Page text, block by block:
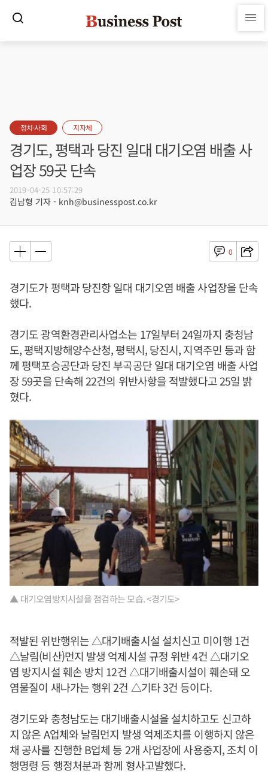
정치·사회 지자체
경기도, 평택과 당진 일대 대기오염 배출 사
업장 59곳 단속
2019-04-25 10:57:29
김남형 기자 - knh@businesspost.co.kr
0
경기도가 평택과 당진항 일대 대기오염 배출 사업장을 단속
했다.
경기도 광역환경관리사업소는 17일부터 24일까지 충청남
도, 평택지방해양수산청, 평택시, 당진시, 지역주민 등과 함
께 평택포승공단과 당진 부곡공단 일대 대기오염 배출 사업
장 59곳을 단속해 22건의 위반사항을 적발했다고 25일 밝
혔다.
▲ 대기오염방지시설을 점검하는 모습. <경기도>
적발된 위반행위는 △대기배출시설 설치신고 미이행 1건
△날림(비산)먼지 발생 억제시설 규정 위반 4건 △대기오
염 방지시설 훼손 방치 12건 △대기배출시설이 훼손돼 오
염물질이 새나가는 행위 2건 △기타 3건 등이다.
경기도와 충청남도는 대기배출시설을 설치하고도 신고하
지 않은 A업체와 날림먼지 발생 억제조치를 이행하지 않은
채 공사를 진행한 B업체 등 2개 사업장에 사용중지, 조치 이
행명령 등 행정처분과 함께 형사고발했다.